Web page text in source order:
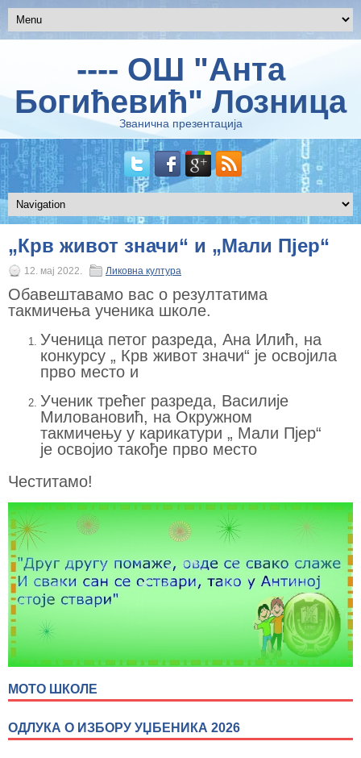
---- ОШ "Анта
Богићевић" Лозница
Званична презентација
„Крв живот значи“ и „Мали Пјер“
12. мај 2022. Ликовна култура
Обавештавамо вас о резултатима
такмичења ученика школе.
Ученица петог разреда, Ана Илић, на
конкурсу „ Крв живот значи“ је освојила
прво место и
Ученик трећег разреда, Василије
Миловановић, на Окружном
такмичењу у карикатури „ Мали Пјер“
је освојио такође прво место
Честитамо!
МОТО ШКОЛЕ
ОДЛУКА О ИЗБОРУ УЏБЕНИКА 2026